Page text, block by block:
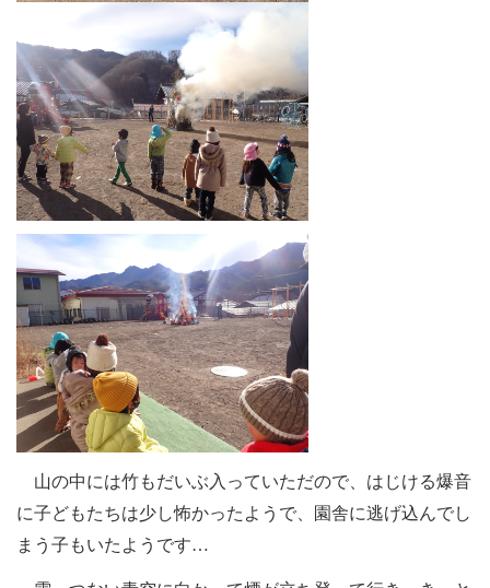
山の中には竹もだいぶ入っていただので、はじける爆音
に子どもたちは少し怖かったようで、園舎に逃げ込んでし
まう子もいたようです…